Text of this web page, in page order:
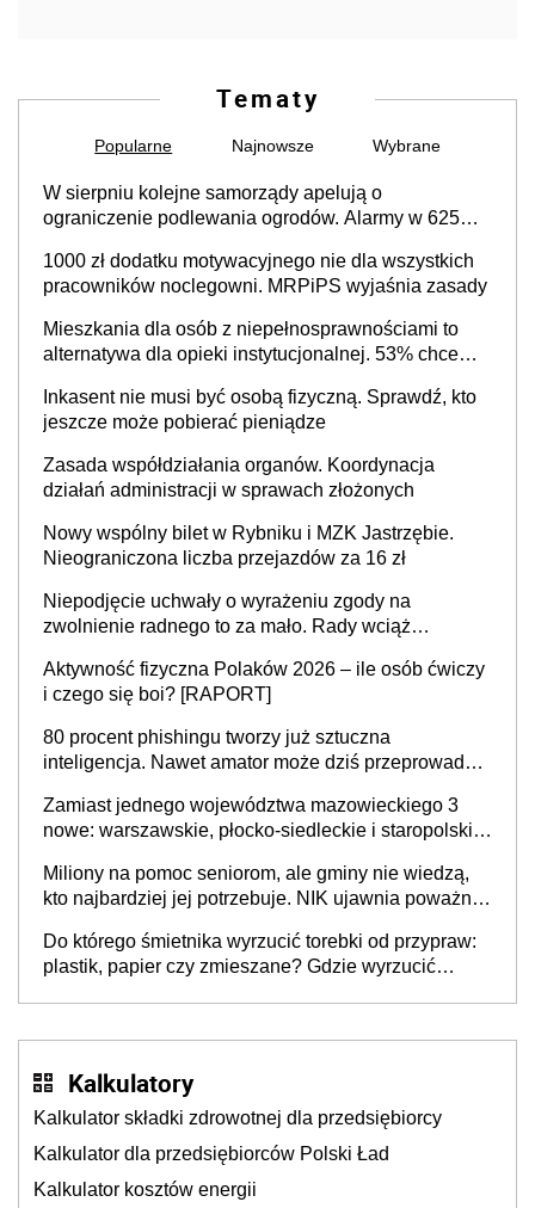
Tematy
Popularne Najnowsze Wybrane
W sierpniu kolejne samorządy apelują o
ograniczenie podlewania ogrodów. Alarmy w 625
cały kraj
1000 zł dodatku motywacyjnego nie dla wszystkich
pracowników noclegowni. MRPiPS wyjaśnia zasady
Mieszkania dla osób z niepełnosprawnościami to
alternatywa dla opieki instytucjonalnej. 53% chce
Inkasent nie musi być osobą fizyczną. Sprawdź, kto
jeszcze może pobierać pieniądze
Zasada współdziałania organów. Koordynacja
działań administracji w sprawach złożonych
Nowy wspólny bilet w Rybniku i MZK Jastrzębie.
Nieograniczona liczba przejazdów za 16 zł
Niepodjęcie uchwały o wyrażeniu zgody na
zwolnienie radnego to za mało. Rady wciąż
sprawy
Aktywność fizyczna Polaków 2026 – ile osób ćwiczy
i czego się boi? [RAPORT]
80 procent phishingu tworzy już sztuczna
inteligencja. Nawet amator może dziś przeprowadzić
Zamiast jednego województwa mazowieckiego 3
nowe: warszawskie, płocko-siedleckie i staropolskie.
stołecznych
Miliony na pomoc seniorom, ale gminy nie wiedzą,
kto najbardziej jej potrzebuje. NIK ujawnia poważną
Do którego śmietnika wyrzucić torebki od przypraw:
plastik, papier czy zmieszane? Gdzie wyrzucić
Kalkulatory
Kalkulator składki zdrowotnej dla przedsiębiorcy
Kalkulator dla przedsiębiorców Polski Ład
Kalkulator kosztów energii